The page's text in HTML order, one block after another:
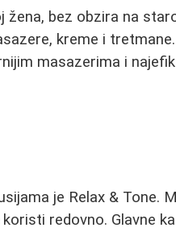
žena, bez obzira na
kreme i
masazerima i
je Relax & Tone.
redovno. Glavne